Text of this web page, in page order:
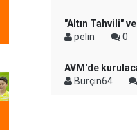
"Altın Tahvili"
pelin
0
AVM'de
Burçin64